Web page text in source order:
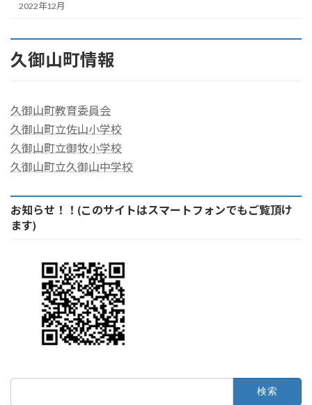
2022年12月
久御山町情報
久御山町教育委員会
久御山町立佐山小学校
久御山町立御牧小学校
久御山町立久御山中学校
お知らせ！！(このサイトはスマートフォンでもご覧頂け
ます)